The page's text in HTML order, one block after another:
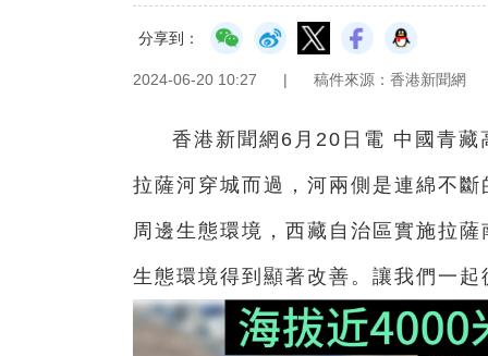
分享到：
2024-06-20 10:27 | 稿件來源：香港新聞網
香港新聞網6月20日電 中國青
拉薩河穿城而過，河兩側是連綿不
周邊生態環境，西藏自治區實施拉
生態環境得到顯著改善。讓我們一